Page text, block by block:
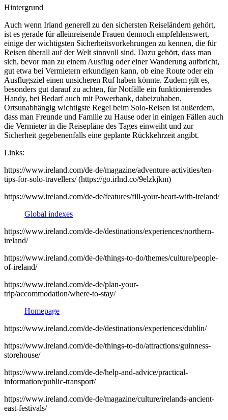
Hintergrund
Auch wenn Irland generell zu den sichersten Reiseländern gehört,
ist es gerade für alleinreisende Frauen dennoch empfehlenswert,
einige der wichtigsten Sicherheitsvorkehrungen zu kennen, die für
Reisen überall auf der Welt sinnvoll sind. Dazu gehört, dass man
sich, bevor man zu einem Ausflug oder einer Wanderung aufbricht,
gut etwa bei Vermietern erkundigen kann, ob eine Route oder ein
Ausflugsziel einen unsicheren Ruf haben könnte. Zudem gilt es,
besonders gut darauf zu achten, für Notfälle ein funktionierendes
Handy, bei Bedarf auch mit Powerbank, dabeizuhaben.
Ortsunabhängig wichtigste Regel beim Solo-Reisen ist außerdem,
dass man Freunde und Familie zu Hause oder in einigen Fällen auch
die Vermieter in die Reisepläne des Tages einweiht und zur
Sicherheit gegebenenfalls eine geplante Rückkehrzeit angibt.
Links:
https://www.ireland.com/de-de/magazine/adventure-activities/ten-
tips-for-solo-travellers/ (https://go.irlnd.co/9elzkjkm)
https://www.ireland.com/de-de/features/fill-your-heart-with-ireland/
Global indexes
https://www.ireland.com/de-de/destinations/experiences/northern-
ireland/
https://www.ireland.com/de-de/things-to-do/themes/culture/people-
of-ireland/
https://www.ireland.com/de-de/plan-your-
trip/accommodation/where-to-stay/
Homepage
https://www.ireland.com/de-de/destinations/experiences/dublin/
https://www.ireland.com/de-de/things-to-do/attractions/guinness-
storehouse/
https://www.ireland.com/de-de/help-and-advice/practical-
information/public-transport/
https://www.ireland.com/de-de/magazine/culture/irelands-ancient-
east-festivals/